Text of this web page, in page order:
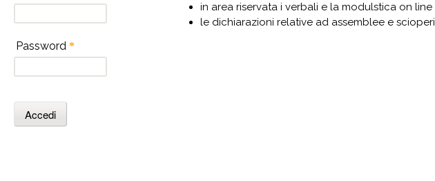
in area riservata i verbali e la modulstica on line
le dichiarazioni relative ad assemblee e scioperi
Password *